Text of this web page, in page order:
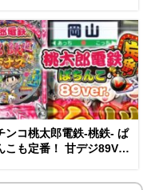
ンコ桃太郎電鉄-桃鉄- ぱ
こも定番！ 甘デジ89Ver.